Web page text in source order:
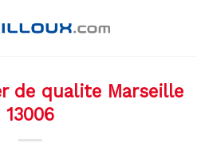
de qualite Marseille
13006